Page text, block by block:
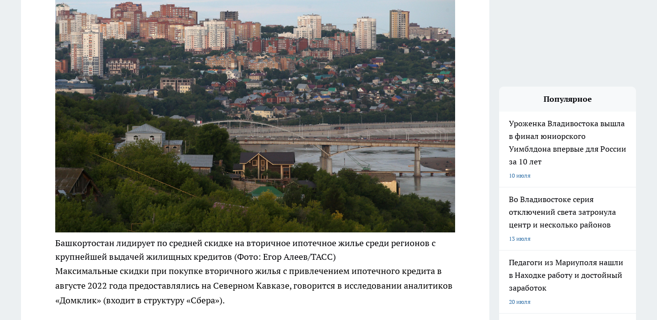
Башкортостан лидирует по средней скидке на вторичное ипотечное жилье среди регионов с
крупнейшей выдачей жилищных кредитов (Фото: Егор Алеев/ТАСС)
Максимальные скидки при покупке вторичного жилья с привлечением ипотечного кредита в
августе 2022 года предоставлялись на Северном Кавказе, говорится в исследовании аналитиков
«Домклик» (входит в структуру «Сбера»).
Популярное
Уроженка Владивостока вышла
в финал юниорского
Уимблдона впервые для России
за 10 лет
10 июля
Во Владивостоке серия
отключений света затронула
центр и несколько районов
13 июля
Педагоги из Мариуполя нашли
в Находке работу и достойный
заработок
20 июля